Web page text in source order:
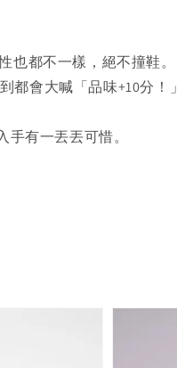
都不一樣，絕不撞鞋。
會大喊「品味+10分！」
有一丟丟可惜。